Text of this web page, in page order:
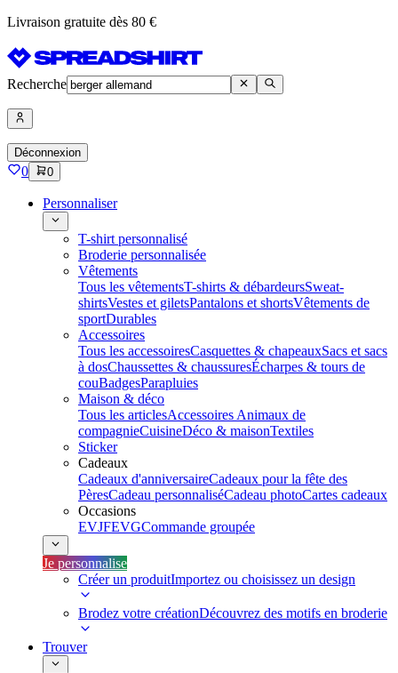
Livraison gratuite dès 80 €
Recherche
Déconnexion
0 0
Personnaliser
T-shirt personnalisé
Broderie personnalisée
Vêtements
Tous les vêtementsT-shirts & débardeursSweat-
shirtsVestes et giletsPantalons et shortsVêtements de
sportDurables
Accessoires
Tous les accessoiresCasquettes & chapeauxSacs et sacs
à dosChaussettes & chaussuresÉcharpes & tours de
couBadgesParapluies
Maison & déco
Tous les articlesAccessoires Animaux de
compagnieCuisineDéco & maisonTextiles
Sticker
Cadeaux
Cadeaux d'anniversaireCadeaux pour la fête des
PèresCadeau personnaliséCadeau photoCartes cadeaux
Occasions
EVJFEVGCommande groupée
Je personnalise
Créer un produitImportez ou choisissez un design
Brodez votre créationDécouvrez des motifs en broderie
Trouver